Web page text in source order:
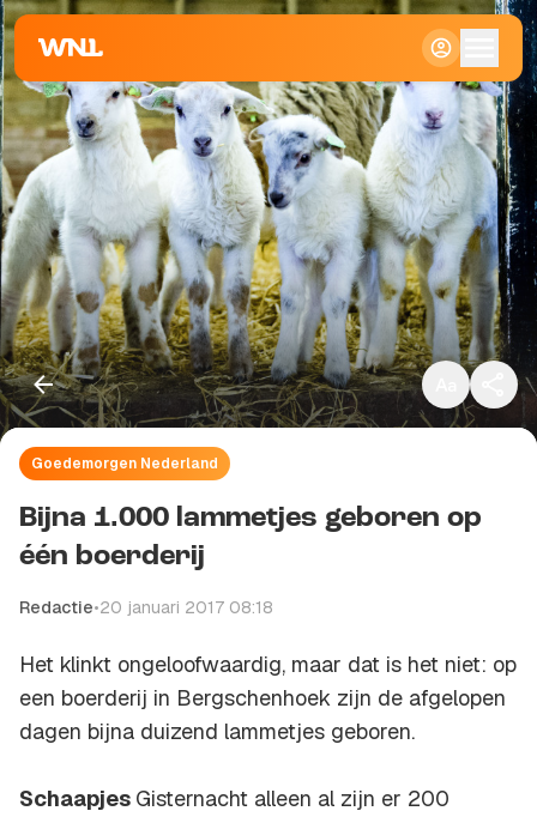
Klein
Standaard
Groot
Goedemorgen Nederland
Bijna 1.000 lammetjes geboren op
één boerderij
Redactie•20 januari 2017 08:18
Het klinkt ongeloofwaardig, maar dat is het niet: op
een boerderij in Bergschenhoek zijn de afgelopen
dagen bijna duizend lammetjes geboren.
Schaapjes Gisternacht alleen al zijn er 200